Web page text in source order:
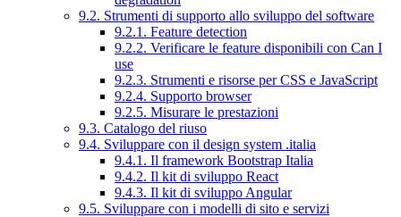
9.2. Strumenti di supporto allo sviluppo del software
9.2.1. Feature detection
9.2.2. Verificare le feature disponibili con Can I
use
9.2.3. Strumenti e risorse per CSS e JavaScript
9.2.4. Supporto browser
9.2.5. Misurare le prestazioni
9.3. Catalogo del riuso
9.4. Sviluppare con il design system .italia
9.4.1. Il framework Bootstrap Italia
9.4.2. Il kit di sviluppo React
9.4.3. Il kit di sviluppo Angular
9.5. Sviluppare con i modelli di sito e servizi